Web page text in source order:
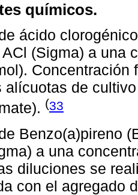
químicos.
ácido
(Sigma) a una
Concentración
alícuotas de
(33
Benzo(a)pireno
a una
diluciones se
con el agregado